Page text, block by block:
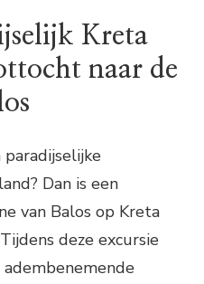
Kreta
naar de
paradijselijke
Dan is een
van Balos op Kreta
deze excursie